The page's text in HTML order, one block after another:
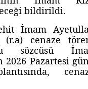
bildirildi.
İmam
(r.a) cenaze
sözcüsü
2026 Pazartesi